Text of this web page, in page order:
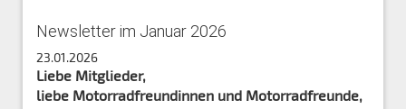
Newsletter im Januar 2026
23.01.2026
Liebe Mitglieder,
liebe Motorradfreundinnen und Motorradfreunde,